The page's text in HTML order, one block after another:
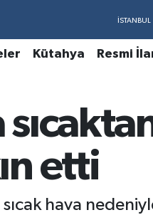
Kütahya Resmi
etti
hava